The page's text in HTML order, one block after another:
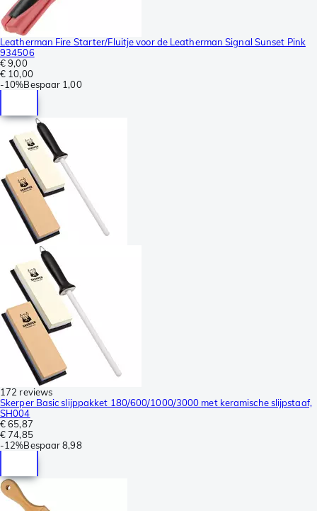
Leatherman Fire Starter/Fluitje voor de Leatherman Signal Sunset Pink
934506
€ 9,00
€ 10,00
-10%Bespaar 1,00
172 reviews
Skerper Basic slijppakket 180/600/1000/3000 met keramische slijpstaaf,
SH004
€ 65,87
€ 74,85
-12%Bespaar 8,98